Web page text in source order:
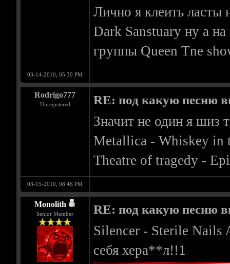
Лично я клеить ласты
Dark Sanstuary ну а на
группы Queen Tne
03-14-2010, 05:30 PM
Rodrigo777
Unregistered RE: под какую песню
Значит не один я шиз
Metallica - Whiskey in
Theatre of tragedy -
03-15-2010, 08:46 PM
Monolith
Senior Member RE: под какую песню
Silencer - Sterile Nails
себя хера**л!!1